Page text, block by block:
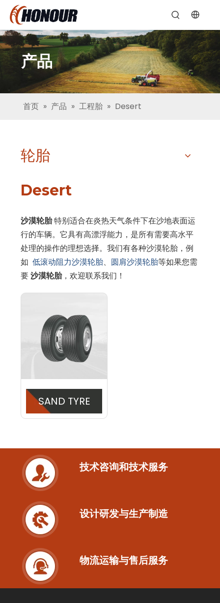
产品
首页 » 产品 » 工程胎 » Desert
轮胎
Desert
沙漠轮胎特别适合在炎热天气条件下在沙地表面运
行的车辆。它具有高漂浮能力，是所有需要高水平
处理的操作的理想选择。我们有各种沙漠轮胎，例
如低滚动阻力沙漠轮胎、 圆肩沙漠轮胎等如果您需
要沙漠轮胎，欢迎联系我们！
SAND TYRE
技术咨询和技术服务
设计研发与生产制造
物流运输与售后服务